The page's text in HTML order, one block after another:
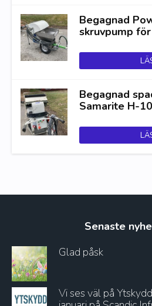
Begagnad
skruvpump
Begagnad
Samarite H-10
Senaste
Glad påsk
Vi ses väl på